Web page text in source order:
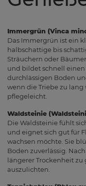
Immergrün (Vinca
Das Immergrün ist ein
halbschattige bis
Sträuchern oder
und bildet schnell
durchlässigen Boden
wenn die Triebe zu lang
pflegeleicht.
Waldsteinie
Die Waldsteinie fühlt
und eignet sich gut für
wachsen möchte. Sie
Boden zuverlässig.
längerer Trockenheit
auszulichten.